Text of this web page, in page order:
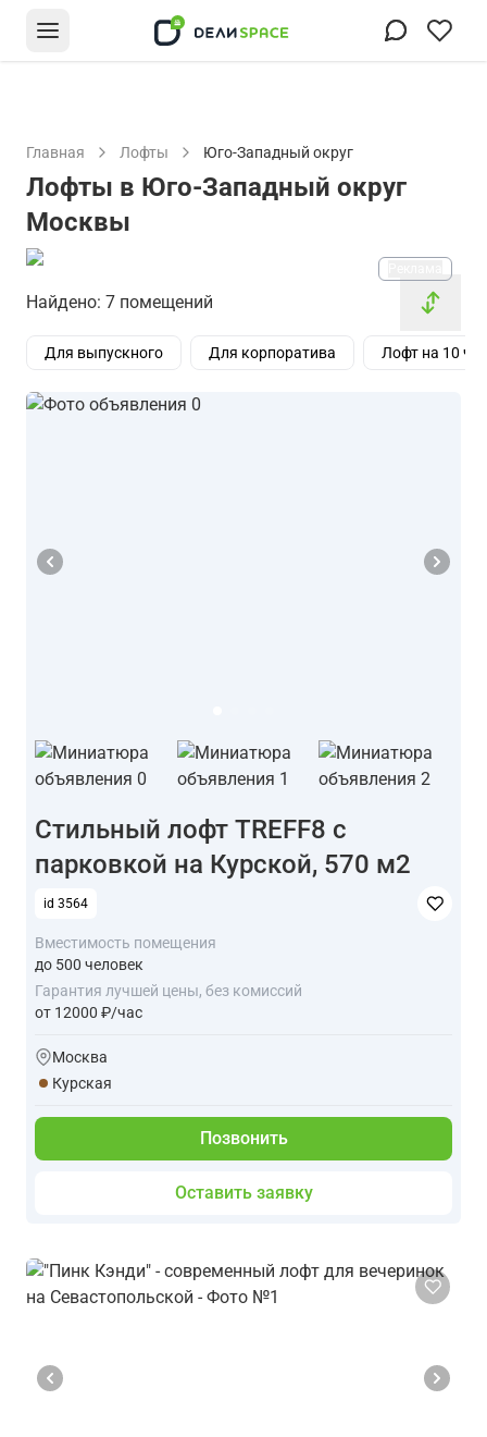
Главная Лофты Юго-Западный округ
Лофты в Юго-Западный округ
Москвы
Найдено: 7 помещений
Для выпускного Для корпоратива Лофт на 10
Стильный лофт TREFF8 с
парковкой на Курской, 570 м2
id 3564
Вместимость помещения
до 500 человек
Гарантия лучшей цены, без комиссий
от 12000 ₽/час
Москва
Курская
Позвонить
Оставить заявку